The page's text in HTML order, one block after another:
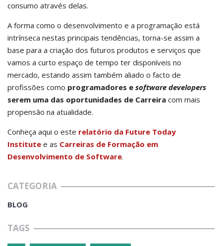
consumo através delas.
A forma como o desenvolvimento e a programação está
intrínseca nestas principais tendências, torna-se assim a
base para a criação dos futuros produtos e serviços que
vamos a curto espaço de tempo ter disponíveis no
mercado, estando assim também aliado o facto de
profissões como programadores e software developers
serem uma das oportunidades de Carreira com mais
propensão na atualidade.
Conheça aqui o este relatório da Future Today
Institute e as Carreiras de Formação em
Desenvolvimento de Software.
CATEGORIA
BLOG
TAGS